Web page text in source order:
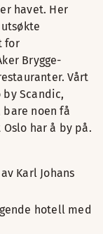
havet. Her
for
Brygge-
Vårt
Scandic,
bare noen få
har å by på.
Karl Johans
hotell med